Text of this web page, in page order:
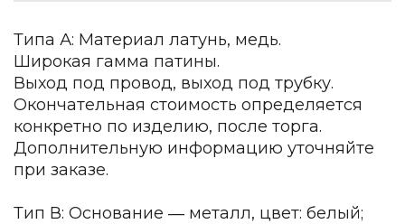
Уличная и садовая мебель
Фитнес и wellness-оборудование
Коллекции
ROOM — Modern
INTERRA — Soft Modern
ARTOPIA — Mid-Century
DAYZ — Ethno
Все коллекции мебели
Подбор, производство и комплектация по вашему
Типа А: Материал латунь, медь.
Широкая гамма патины.
Выход под провод, выход под трубку.
Окончательная стоимость определяется
конкретно по изделию, после торга.
Дополнительную информацию уточняйте
при заказе.
Тип В: Основание ― металл, цвет: белый;